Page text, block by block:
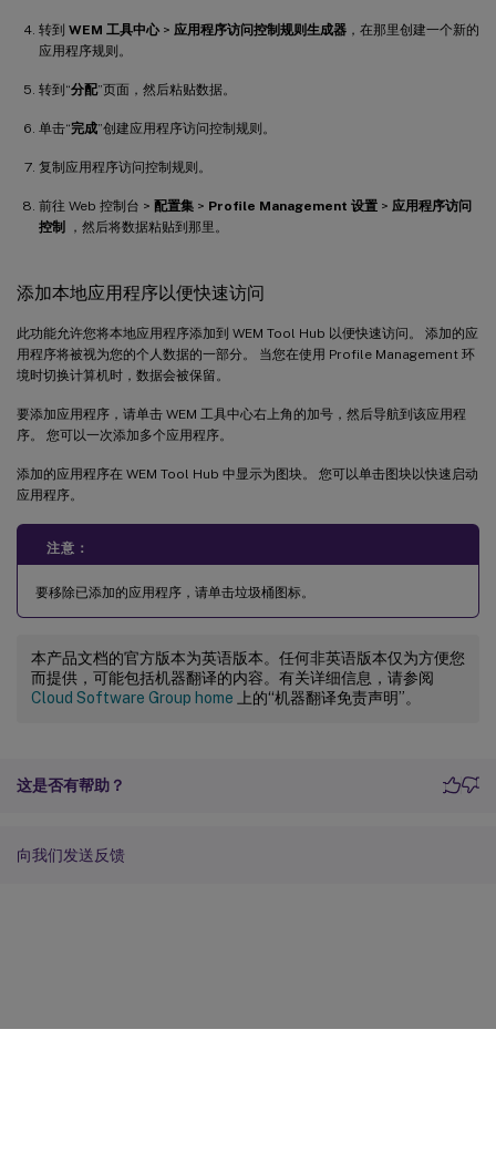
转到 WEM 工具中心 > 应用程序访问控制规则生成器 ，在那里创建一个新的
应用程序规则。
转到“分配”页面，然后粘贴数据。
单击“完成”创建应用程序访问控制规则。
复制应用程序访问控制规则。
前往 Web 控制台 > 配置集 > Profile Management 设置 > 应用程序访问
控制
，然后将数据粘贴到那里。
添加本地应用程序以便快速访问
此功能允许您将本地应用程序添加到 WEM Tool Hub 以便快速访问。 添加的应
用程序将被视为您的个人数据的一部分。 当您在使用 Profile Management 环
境时切换计算机时，数据会被保留。
要添加应用程序，请单击 WEM 工具中心右上角的加号，然后导航到该应用程
序。 您可以一次添加多个应用程序。
添加的应用程序在 WEM Tool Hub 中显示为图块。 您可以单击图块以快速启动
应用程序。
注意：
要移除已添加的应用程序，请单击垃圾桶图标。
本产品文档的官方版本为英语版本。任何非英语版本仅为方便您
而提供，可能包括机器翻译的内容。有关详细信息，请参阅
Cloud Software Group home 上的“机器翻译免责声明”。
这是否有帮助？
向我们发送反馈